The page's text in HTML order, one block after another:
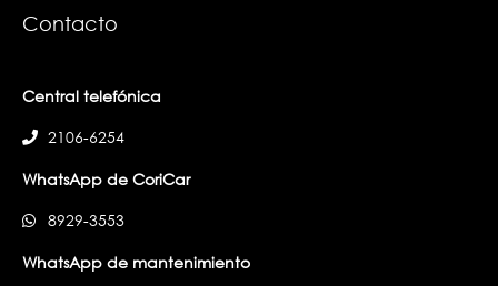
Contacto
Central telefónica
2106-6254
WhatsApp de CoriCar
8929-3553
WhatsApp de mantenimiento